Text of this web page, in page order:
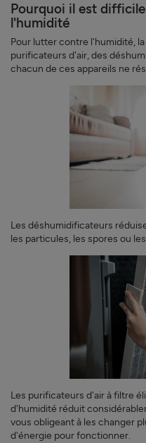
Pourquoi il est
l'humidité
Pour lutter contre l'humidité,
purificateurs d'air, des
chacun de ces appareils ne
Les déshumidificateurs
les particules, les spores ou
Les purificateurs d'air à filtre
d'humidité réduit
vous obligeant à les changer
d'énergie pour fonctionner.